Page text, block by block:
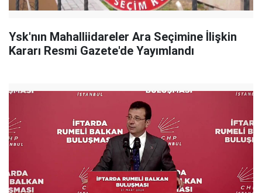
Ysk'nın Mahalliidareler Ara Seçimine İlişkin
Kararı Resmi Gazete'de Yayımlandı